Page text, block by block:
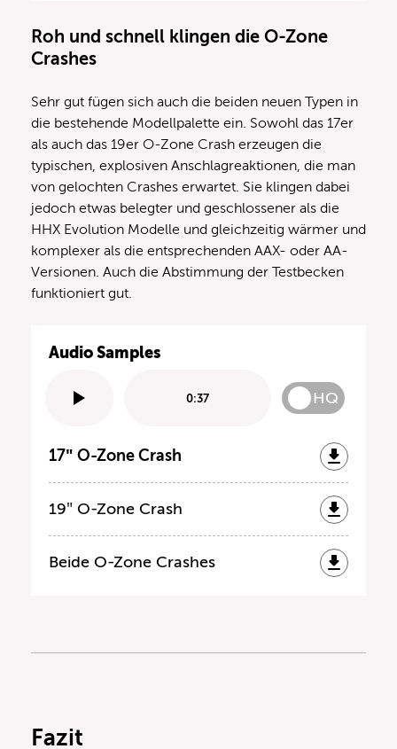
Roh und schnell klingen die O-Zone
Crashes
Sehr gut fügen sich auch die beiden neuen Typen in
die bestehende Modellpalette ein. Sowohl das 17er
als auch das 19er O-Zone Crash erzeugen die
typischen, explosiven Anschlagreaktionen, die man
von gelochten Crashes erwartet. Sie klingen dabei
jedoch etwas belegter und geschlossener als die
HHX Evolution Modelle und gleichzeitig wärmer und
komplexer als die entsprechenden AAX- oder AA-
Versionen. Auch die Abstimmung der Testbecken
funktioniert gut.
Audio Samples
0:37 HQ
17″ O-Zone Crash
19″ O-Zone Crash
Beide O-Zone Crashes
Fazit